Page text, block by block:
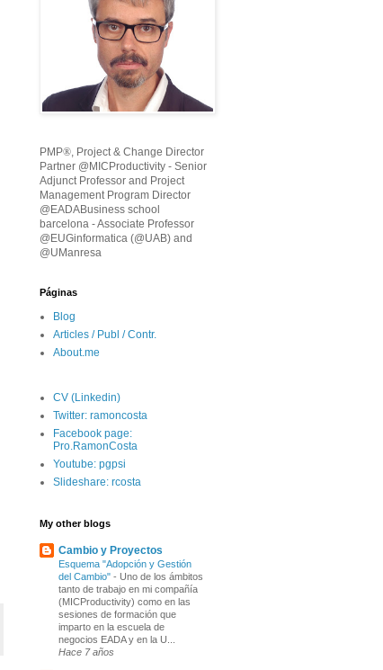
PMP®, Project & Change Director
Partner @MICProductivity - Senior
Adjunct Professor and Project
Management Program Director
@EADABusiness school
barcelona - Associate Professor
@EUGinformatica (@UAB) and
@UManresa
Páginas
Blog
Articles / Publ / Contr.
About.me
CV (Linkedin)
Twitter: ramoncosta
Facebook page:
Pro.RamonCosta
Youtube: pgpsi
Slideshare: rcosta
My other blogs
Cambio y Proyectos
Esquema "Adopción y Gestión
del Cambio" - Uno de los ámbitos
tanto de trabajo en mi compañía
(MICProductivity) como en las
sesiones de formación que
imparto en la escuela de
negocios EADA y en la U...
Hace 7 años